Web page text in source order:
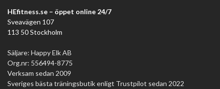
HEfitness.se – öppet online 24/7
Sveavägen 107
113 50 Stockholm
Säljare: Happy Elk AB
Org.nr: 556494-8775
Verksam sedan 2009
Sveriges bästa träningsbutik enligt Trustpilot sedan 2022